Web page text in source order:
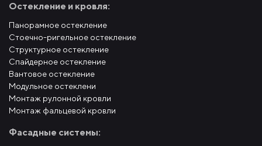
Остекление и кровля:
Панорамное остекление
Стоечно-ригельное остекление
Структурное остекление
Спайдерное остекление
Вантовое остекление
Модульное остеклени
Монтаж рулонной кровли
Монтаж фальцевой кровли
Фасадные системы: